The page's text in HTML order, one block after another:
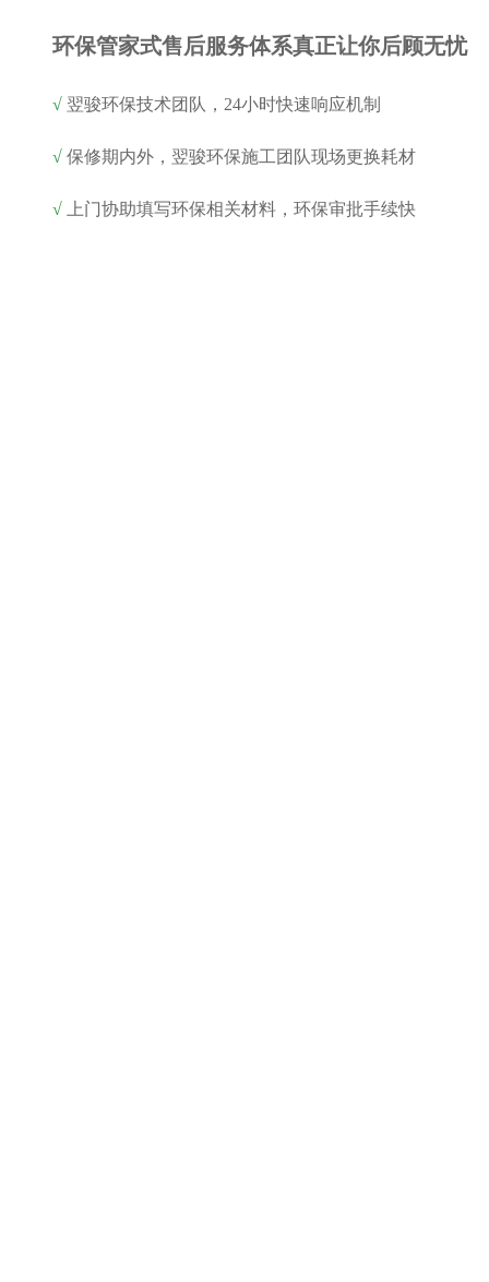
环保管家式售后服务体系真正让你后顾无忧
√ 翌骏环保技术团队，24小时快速响应机制
√ 保修期内外，翌骏环保施工团队现场更换耗材
√ 上门协助填写环保相关材料，环保审批手续快